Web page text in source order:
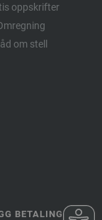
oppskrifter
om stell
BETALING